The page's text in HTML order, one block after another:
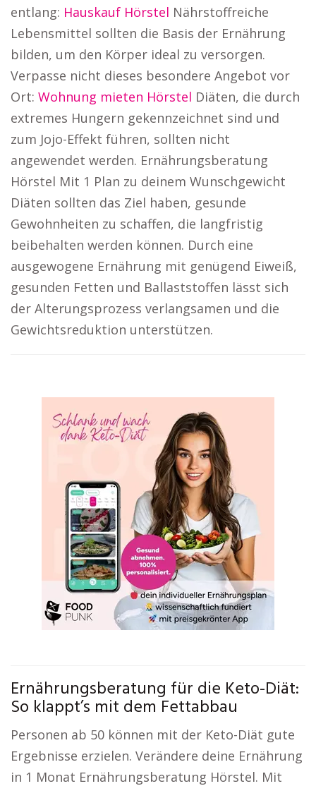
entlang: Hauskauf Hörstel Nährstoffreiche
Lebensmittel sollten die Basis der Ernährung
bilden, um den Körper ideal zu versorgen.
Verpasse nicht dieses besondere Angebot vor
Ort: Wohnung mieten Hörstel Diäten, die durch
extremes Hungern gekennzeichnet sind und
zum Jojo-Effekt führen, sollten nicht
angewendet werden. Ernährungsberatung
Hörstel Mit 1 Plan zu deinem Wunschgewicht
Diäten sollten das Ziel haben, gesunde
Gewohnheiten zu schaffen, die langfristig
beibehalten werden können. Durch eine
ausgewogene Ernährung mit genügend Eiweiß,
gesunden Fetten und Ballaststoffen lässt sich
der Alterungsprozess verlangsamen und die
Gewichtsreduktion unterstützen.
Ernährungsberatung für die Keto-Diät:
So klappt’s mit dem Fettabbau
Personen ab 50 können mit der Keto-Diät gute
Ergebnisse erzielen. Verändere deine Ernährung
in 1 Monat Ernährungsberatung Hörstel. Mit